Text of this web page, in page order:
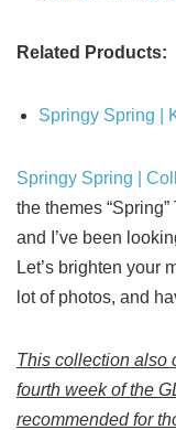
Related Products:
Springy Spring |
Springy Spring |
the themes
and I’ve been
Let’s brighten your
lot of photos, and
This collection also
fourth week of the
recommended for